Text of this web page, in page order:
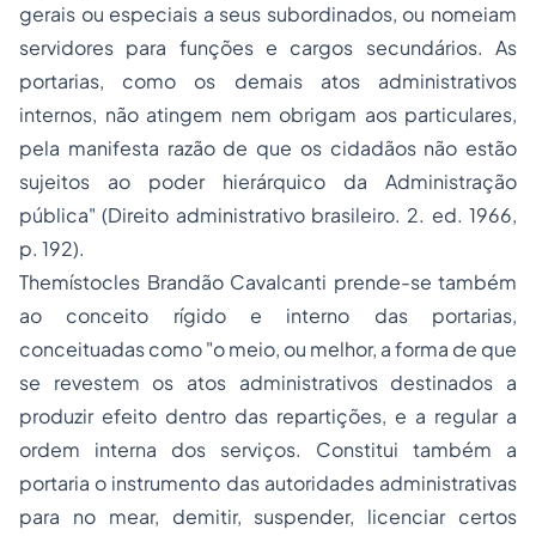
gerais ou especiais a seus subordinados, ou nomeiam
servidores para funções e cargos secundários. As
portarias, como os demais atos administrativos
internos, não atingem nem obrigam aos particulares,
pela manifesta razão de que os cidadãos não estão
sujeitos ao poder hierárquico da Administração
pública" (Direito administrativo brasileiro. 2. ed. 1966,
p. 192).
Themístocles Brandão Cavalcanti prende-se também
ao conceito rígido e interno das portarias,
conceituadas como "o meio, ou melhor, a forma de que
se revestem os atos administrativos destinados a
produzir efeito dentro das repartições, e a regular a
ordem interna dos serviços. Constitui também a
portaria o instrumento das autoridades administrativas
para no mear, demitir, suspender, licenciar certos